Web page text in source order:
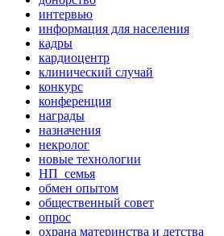
интервью
информация для населения
кадры
кардиоцентр
клинический случай
конкурс
конференция
награды
назначения
некролог
новые технологии
НП_семья
обмен опытом
общественный совет
опрос
охрана материнства и детства